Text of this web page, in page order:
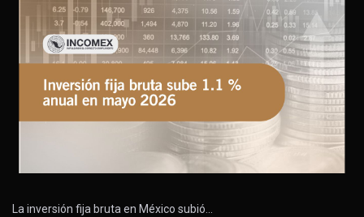
La inversión fija bruta en México subió…